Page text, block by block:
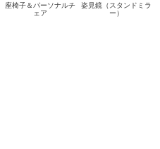
座椅子＆パーソナルチ
ェア
姿見鏡（スタンドミラ
ー）